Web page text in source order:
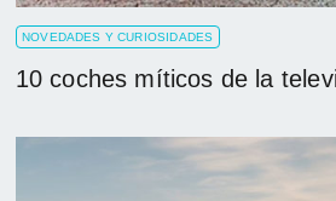
NOVEDADES Y CURIOSIDADES
10 coches míticos de la